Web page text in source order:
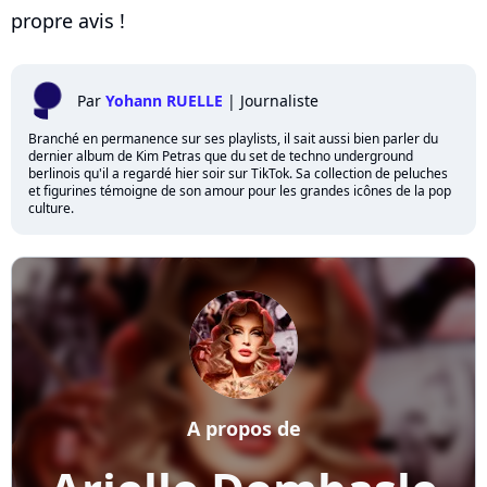
propre avis !
Par Yohann RUELLE | Journaliste
Branché en permanence sur ses playlists, il sait aussi bien parler du
dernier album de Kim Petras que du set de techno underground
berlinois qu'il a regardé hier soir sur TikTok. Sa collection de peluches
et figurines témoigne de son amour pour les grandes icônes de la pop
culture.
A propos de